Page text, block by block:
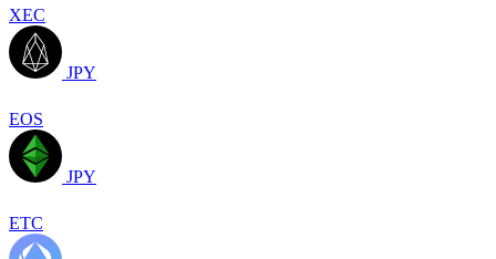
XEC
JPY
EOS
JPY
ETC